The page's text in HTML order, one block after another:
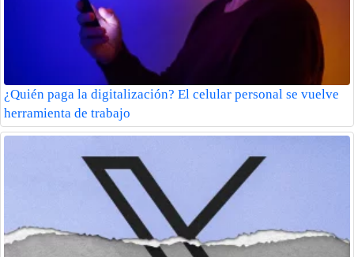
¿Quién paga la digitalización? El celular personal se vuelve
herramienta de trabajo